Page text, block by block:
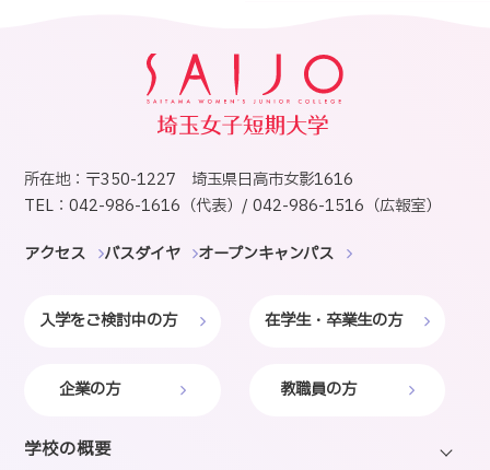
所在地：〒350-1227 埼玉県日高市女影1616
TEL：042-986-1616（代表）/ 042-986-1516（広報室）
アクセス バスダイヤ オープンキャンパス
入学をご検討中の方 在学生・卒業生の方
企業の方 教職員の方
学校の概要